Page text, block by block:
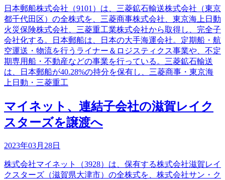
日本郵船株式会社（9101）は、三菱鉱石輸送株式会社（東京
都千代田区）の全株式を、三菱商事株式会社、東京海上日動
火災保険株式会社、三菱重工業株式会社から取得し、完全子
会社化する。日本郵船は、日本の大手海運会社。定期船・航
空運送・物流を行うライナー＆ロジスティクス事業や、不定
期専用船・不動産などの事業を行っている。三菱鉱石輸送
は、日本郵船が40.28%の持分を保有し、三菱商事・東京海
上日動・三菱重工
マイネット、連結子会社の滋賀レイク
スターズを譲渡へ
2023年03月28日
株式会社マイネット（3928）は、保有する株式会社滋賀レイ
クスターズ（滋賀県大津市）の全株式を、株式会社サン・ク